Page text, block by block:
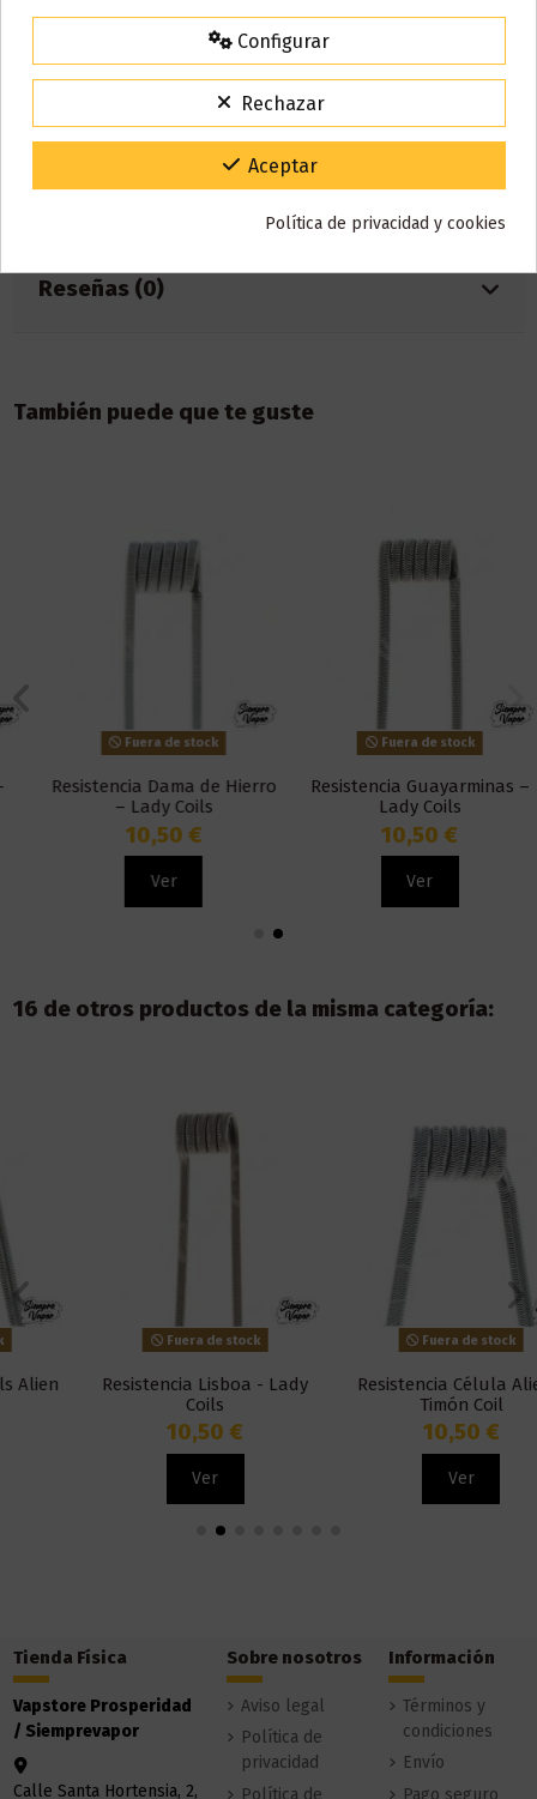
Resistencia Full Ni80 dual
Resistencia de 0.11 ohm dual
Reseñas (0)
También puede que te guste
Fuera de stock
Resistencia Dama de Hierro
– Lady Coils
10,50 €
Ver
Fuera de stock
Resistencia Guayarminas –
Lady Coils
10,50 €
Ver
16 de otros productos de la misma categoría:
Fuera de stock
Resistencia Lisboa - Lady
10,50 €
Fuera de stock
Resistencia Célula Alien -
Timón Coil
10,50 €
Tienda Física
Vapstore Prosperidad
/ Siemprevapor
Calle Santa Hortensia, 2,
Sobre nosotros
Aviso legal
Política de
privacidad
Política de
Información
Términos y
condiciones
Envío
Pago seguro
15% de descuento
Para agradecerte la espera durante estos días.
Código:VACACIONES15
Gracias por tu paciencia y por seguir confiando en nosotros.
Configurar
Rechazar
Aceptar
Política de privacidad y cookies